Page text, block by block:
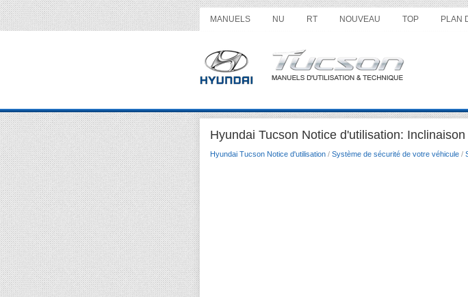
MANUELS NU RT NOUVEAU TOP PLAN
Hyundai Tucson Notice d'utilisation:
Hyundai Tucson Notice d'utilisation / Système de sécurité de votre véhicule /